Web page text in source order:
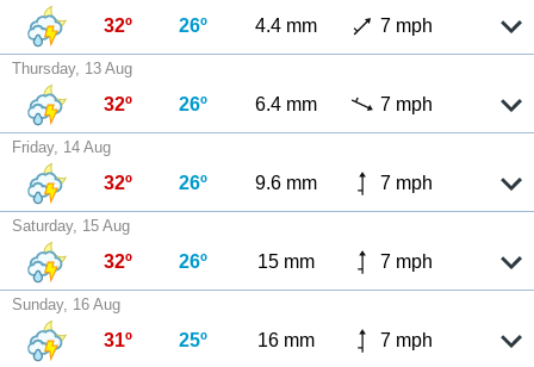
32º 26º 4.4 mm 7 mph
Thursday, 13 Aug
32º 26º 6.4 mm 7 mph
Friday, 14 Aug
32º 26º 9.6 mm 7 mph
Saturday, 15 Aug
32º 26º 15 mm 7 mph
Sunday, 16 Aug
31º 25º 16 mm 7 mph